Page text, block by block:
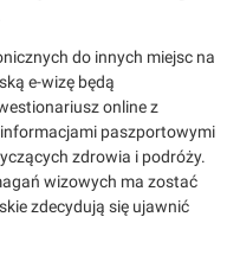
do innych miejsc na
e-wizę będą
online z
paszportowymi
zdrowia i podróży.
wizowych ma zostać
zdecydują się ujawnić